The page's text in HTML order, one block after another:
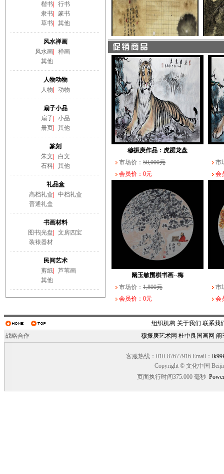
楷书
行书
隶书
篆书
草书
其他
风水禅画
风水画|
禅画
其他
人物动物
人物
动物
扇子小品
扇子|
小品
册页| 其他
篆刻
朱文
白文
石料| 其他
礼品盒
高档礼盒
中档礼盒
普通礼盒
书画材料
图书|光盘
文房四宝
装裱器材
民间艺术
剪纸|
芦苇画
其他
武长家书法作品（一）
10,000元
会员价：0元
阚玉敏围棋书画--纹
1,800元
会员价：0元
阚玉敏围棋书画--大
市场价：
3,000元
会员价：0元
市场
会员
穆振庚作品：虎踞龙盘
市场价： 50,000元
会员价：0元
市
会
阚玉敏围棋书画--梅
市场价： 1,800元
会员价：0元
市
会
组织机构 关于我们 联系我
战略合作
穆振庚艺术网 杜中良国画网 阚
客服热线：010-87677916 Email：
Copyright © 文化中国
页面执行时间375.000 毫秒